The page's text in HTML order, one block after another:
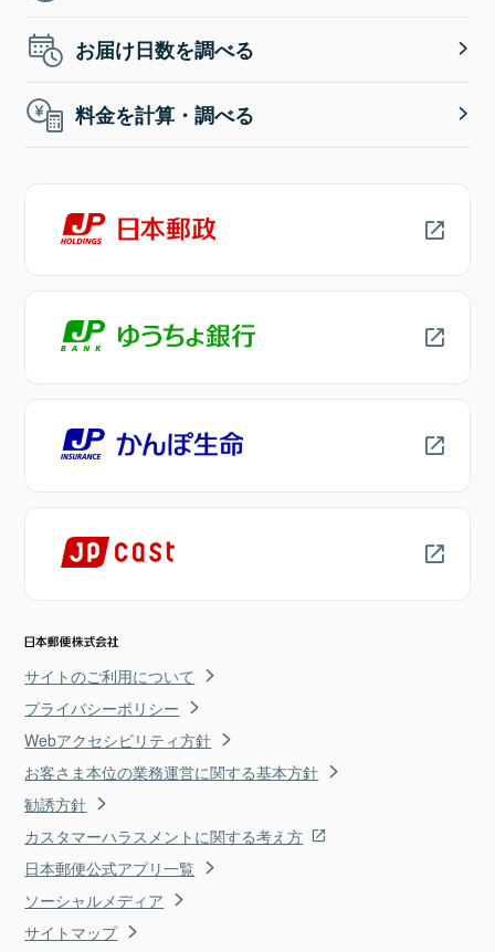
お届け日数を調べる
料金を計算・調べる
サイトのご利用について
プライバシーポリシー
Webアクセシビリティ方針
お客さま本位の業務運営に関する基本方針
勧誘方針
カスタマーハラスメントに関する考え方
日本郵便公式アプリ一覧
ソーシャルメディア
サイトマップ